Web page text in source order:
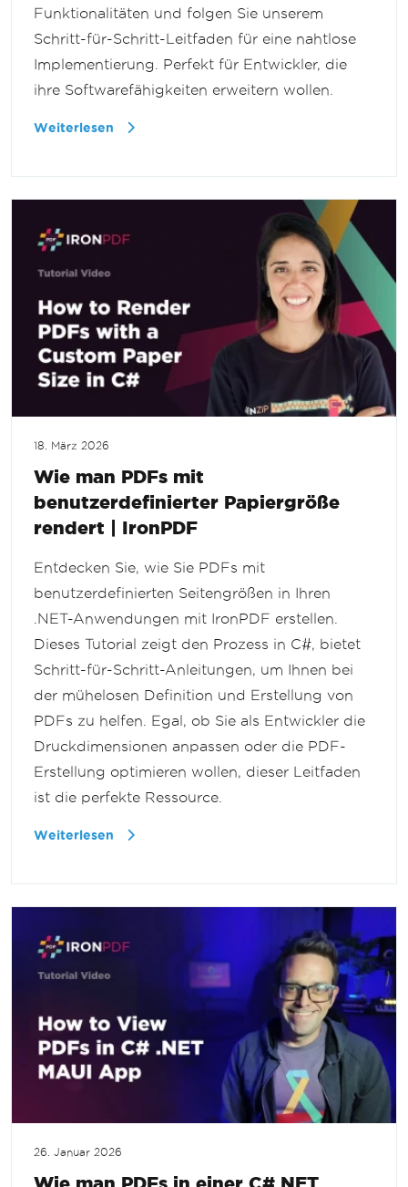
Funktionalitäten und folgen Sie unserem
Schritt-für-Schritt-Leitfaden für eine nahtlose
Implementierung. Perfekt für Entwickler, die
ihre Softwarefähigkeiten erweitern wollen.
Weiterlesen
18. März 2026
Wie man PDFs mit
benutzerdefinierter Papiergröße
rendert | IronPDF
Entdecken Sie, wie Sie PDFs mit
benutzerdefinierten Seitengrößen in Ihren
.NET-Anwendungen mit IronPDF erstellen.
Dieses Tutorial zeigt den Prozess in C#, bietet
Schritt-für-Schritt-Anleitungen, um Ihnen bei
der mühelosen Definition und Erstellung von
PDFs zu helfen. Egal, ob Sie als Entwickler die
Druckdimensionen anpassen oder die PDF-
Erstellung optimieren wollen, dieser Leitfaden
ist die perfekte Ressource.
Weiterlesen
26. Januar 2026